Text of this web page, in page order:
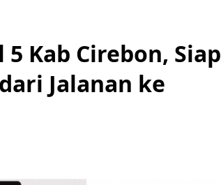
Kab Cirebon, Siap
Jalanan ke